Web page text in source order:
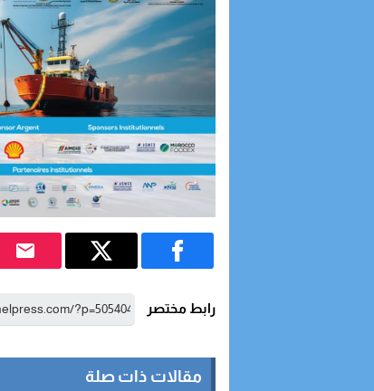
رابط مختصر
مقالات ذات صلة